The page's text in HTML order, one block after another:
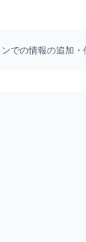
での情報の追加